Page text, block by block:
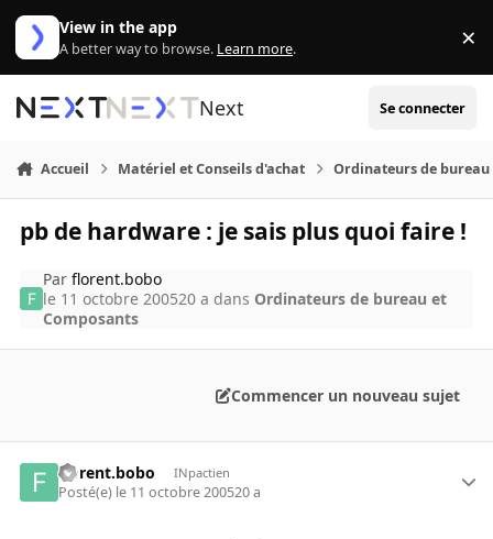
Aller au contenu
View in the app
A better way to browse. Learn more. ×
Next Se connecter
Accueil Matériel et Conseils d'achat Ordinateurs de bureau
pb de hardware : je sais plus quoi faire !
Parflorent.bobo
le 11 octobre 200520 a dans Ordinateurs de bureau et
Composants
Commencer un nouveau sujet
florent.bobo INpactien
Posté(e) le 11 octobre 200520 a